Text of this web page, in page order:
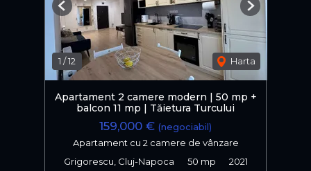
1 /12 Harta
Previous Next
Apartament 2 camere modern | 50 mp +
balcon 11 mp | Tăietura Turcului
159,000 € (negociabil)
Apartament cu 2 camere de vânzare
Grigorescu, Cluj-Napoca
50 mp 2021